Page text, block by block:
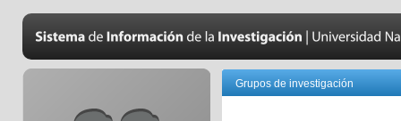
Grupos de investigación